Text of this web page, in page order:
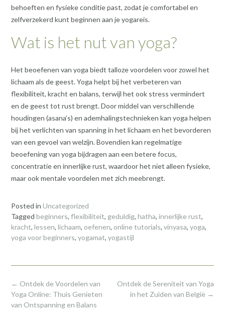
behoeften en fysieke conditie past, zodat je comfortabel en
zelfverzekerd kunt beginnen aan je yogareis.
Wat is het nut van yoga?
Het beoefenen van yoga biedt talloze voordelen voor zowel het
lichaam als de geest. Yoga helpt bij het verbeteren van
flexibiliteit, kracht en balans, terwijl het ook stress vermindert
en de geest tot rust brengt. Door middel van verschillende
houdingen (asana’s) en ademhalingstechnieken kan yoga helpen
bij het verlichten van spanning in het lichaam en het bevorderen
van een gevoel van welzijn. Bovendien kan regelmatige
beoefening van yoga bijdragen aan een betere focus,
concentratie en innerlijke rust, waardoor het niet alleen fysieke,
maar ook mentale voordelen met zich meebrengt.
Posted in Uncategorized
Tagged beginners, flexibiliteit, geduldig, hatha, innerlijke rust,
kracht, lessen, lichaam, oefenen, online tutorials, vinyasa, yoga,
yoga voor beginners, yogamat, yogastijl
Post
navigation
Ontdek de Sereniteit van Yoga
in het Zuiden van België →
← Ontdek de Voordelen van
Yoga Online: Thuis Genieten
van Ontspanning en Balans